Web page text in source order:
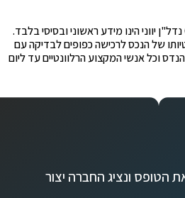
*כל המידע המוצג באתר G.R.E נדל"ן יווני הינו מידע ראשוני ובסיסי בלבד.
של הנכס לרכישה כפופים לבדיקה עם
וכל אנשי המקצוע הרלוונטיים עד ליום
הטופס ונציג החברה יצור